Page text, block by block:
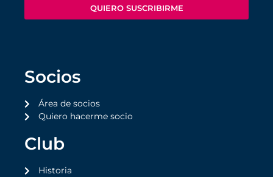
QUIERO SUSCRIBIRME
Socios
Área de socios
Quiero hacerme socio
Club
Historia